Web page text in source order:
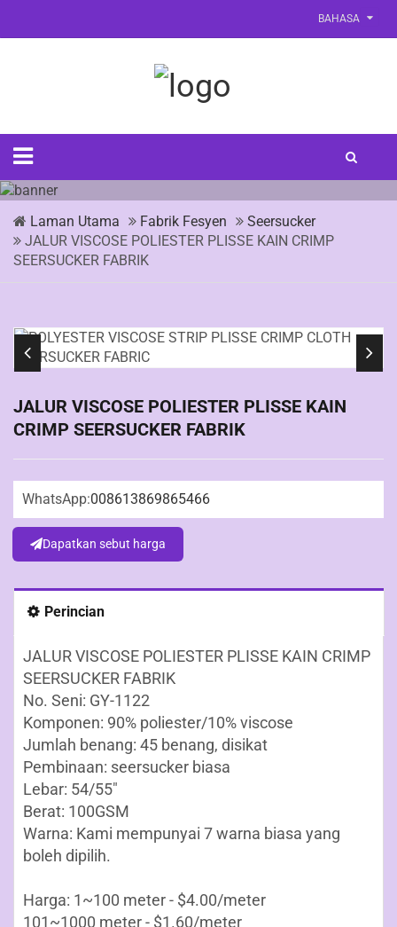
BAHASA
Laman Utama Fabrik Fesyen
Seersucker
JALUR VISCOSE POLIESTER PLISSE KAIN CRIMP
SEERSUCKER FABRIK
JALUR VISCOSE POLIESTER PLISSE KAIN
CRIMP SEERSUCKER FABRIK
WhatsApp:008613869865466
Dapatkan sebut harga
Perincian
JALUR VISCOSE POLIESTER PLISSE KAIN CRIMP
SEERSUCKER FABRIK
No. Seni: GY-1122
Komponen: 90% poliester/10% viscose
Jumlah benang: 45 benang, disikat
Pembinaan: seersucker biasa
Lebar: 54/55"
Berat: 100GSM
Warna: Kami mempunyai 7 warna biasa yang
boleh dipilih.
Harga: 1~100 meter - $4.00/meter
101~1000 meter - $1.60/meter